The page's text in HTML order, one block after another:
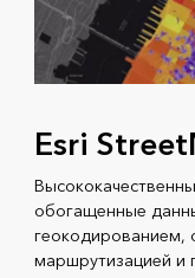
Esri
обогащенные
геокодированием,
маршрутизацией и